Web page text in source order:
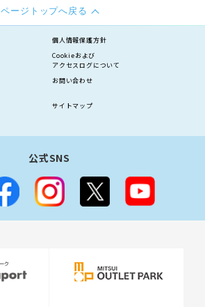
ページトップへ戻る
個人情報保護方針
Cookieおよび
アクセスログについて
お問い合わせ
サイトマップ
公式SNS